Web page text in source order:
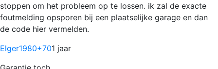
stoppen om het probleem op te lossen. ik zal de exacte
foutmelding opsporen bij een plaatselijke garage en dan
de code hier vermelden.
Elger1980+701 jaar